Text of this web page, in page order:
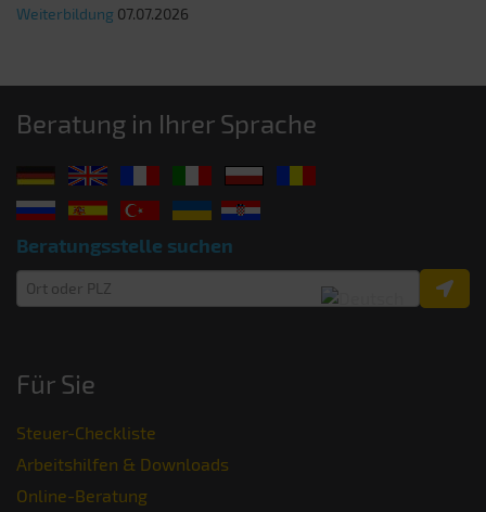
Weiterbildung 07.07.2026
Beratung in Ihrer Sprache
Beratungsstelle suchen
Für Sie
Steuer-Checkliste
Arbeitshilfen & Downloads
Online-Beratung